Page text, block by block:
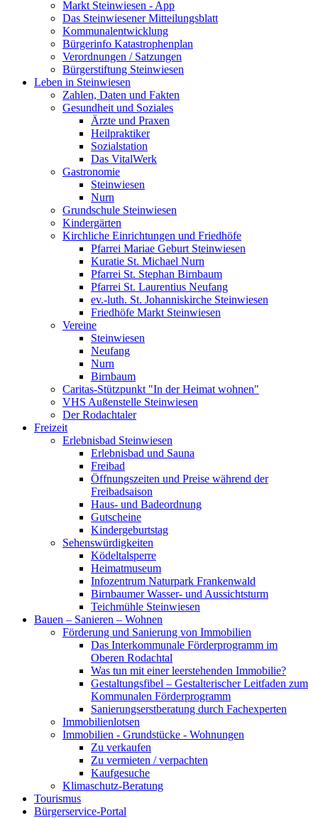
Markt Steinwiesen - App
Das Steinwiesener Mitteilungsblatt
Kommunalentwicklung
Bürgerinfo Katastrophenplan
Verordnungen / Satzungen
Bürgerstiftung Steinwiesen
Leben in Steinwiesen
Zahlen, Daten und Fakten
Gesundheit und Soziales
Ärzte und Praxen
Heilpraktiker
Sozialstation
Das VitalWerk
Gastronomie
Steinwiesen
Nurn
Grundschule Steinwiesen
Kindergärten
Kirchliche Einrichtungen und Friedhöfe
Pfarrei Mariae Geburt Steinwiesen
Kuratie St. Michael Nurn
Pfarrei St. Stephan Birnbaum
Pfarrei St. Laurentius Neufang
ev.-luth. St. Johanniskirche Steinwiesen
Friedhöfe Markt Steinwiesen
Vereine
Steinwiesen
Neufang
Nurn
Birnbaum
Caritas-Stützpunkt "In der Heimat wohnen"
VHS Außenstelle Steinwiesen
Der Rodachtaler
Freizeit
Erlebnisbad Steinwiesen
Erlebnisbad und Sauna
Freibad
Öffnungszeiten und Preise während der
Freibadsaison
Haus- und Badeordnung
Gutscheine
Kindergeburtstag
Sehenswürdigkeiten
Ködeltalsperre
Heimatmuseum
Infozentrum Naturpark Frankenwald
Birnbaumer Wasser- und Aussichtsturm
Teichmühle Steinwiesen
Bauen – Sanieren – Wohnen
Förderung und Sanierung von Immobilien
Das Interkommunale Förderprogramm im
Oberen Rodachtal
Was tun mit einer leerstehenden Immobilie?
Gestaltungsfibel – Gestalterischer Leitfaden zum
Kommunalen Förderprogramm
Sanierungserstberatung durch Fachexperten
Immobilienlotsen
Immobilien - Grundstücke - Wohnungen
Zu verkaufen
Zu vermieten / verpachten
Kaufgesuche
Klimaschutz-Beratung
Tourismus
Bürgerservice-Portal